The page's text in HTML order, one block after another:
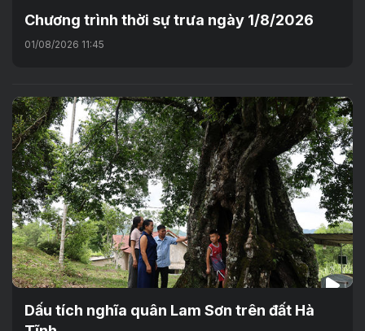
Chương trình thời sự trưa ngày 1/8/2026
01/08/2026 11:45
Dấu tích nghĩa quân Lam Sơn trên đất Hà